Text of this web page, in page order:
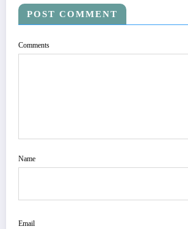
POST COMMENT
Comments
Name
Email